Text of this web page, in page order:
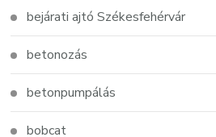
bejárati ajtó Székesfehérvár
betonozás
betonpumpálás
bobcat